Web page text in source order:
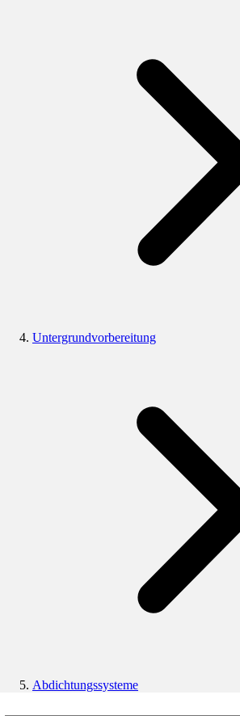
Untergrundvorbereitung
Abdichtungssysteme